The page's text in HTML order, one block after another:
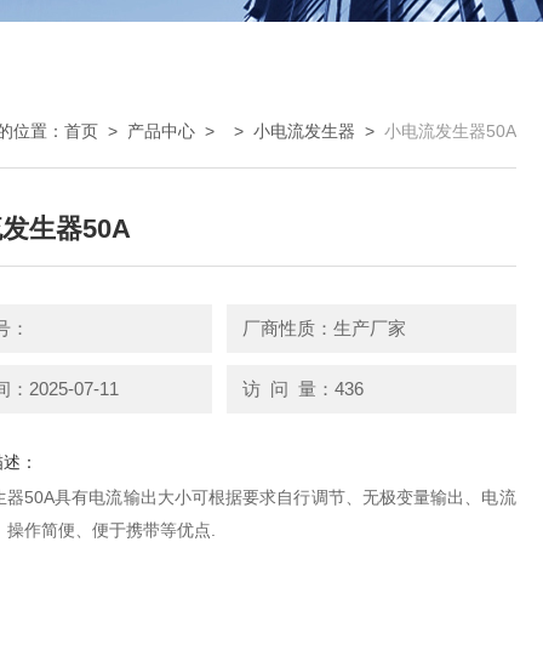
位置： 首页 > 产品中心 > > 小电流发生器 > 小电流发生器50A
生器50A
： 厂商性质：生产厂家
：2025-07-11 访 问 量：436
：
器50A具有电流输出大小可根据要求自行调节、无极变量输出、电流
操作简便、便于携带等优点.